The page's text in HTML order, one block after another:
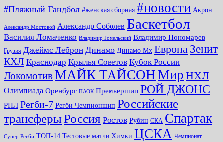
#Пляжный Гандбол #женская сборная #новости Акрон
Александр Мостовой Александр Соболев Баскетбол
Василия Ломаченко Владимир Гомельский Владимир Пономарев
Грузия Джеймс Леброн Динамо Динамо Мх Европа Зенит
КХЛ Краснодар Крылья Советов Кубок России
ЛокомотивМАЙК ТАЙСОНМир НХЛ
Олимпиада Оренбург ПАОК Премьершип РОЙ ДЖОНС
РПЛ Регби-7 Регби Чемпионшип Российские
трансферыРоссия Ростов Рубин СКА Спартак
Супер Регби ТОП-14 Тестовые матчи Химки ЦСКА Чемпионат